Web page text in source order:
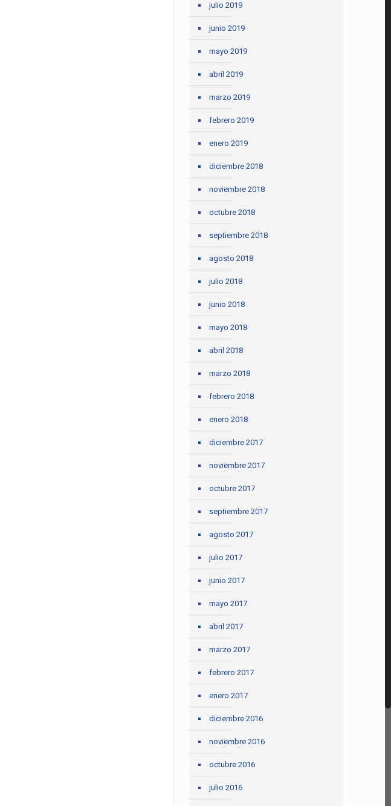
julio 2019
junio 2019
mayo 2019
abril 2019
marzo 2019
febrero 2019
enero 2019
diciembre 2018
noviembre 2018
octubre 2018
septiembre 2018
agosto 2018
julio 2018
junio 2018
mayo 2018
abril 2018
marzo 2018
febrero 2018
enero 2018
diciembre 2017
noviembre 2017
octubre 2017
septiembre 2017
agosto 2017
julio 2017
junio 2017
mayo 2017
abril 2017
marzo 2017
febrero 2017
enero 2017
diciembre 2016
noviembre 2016
octubre 2016
julio 2016